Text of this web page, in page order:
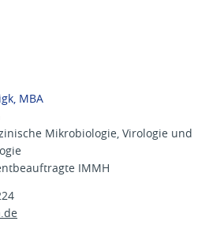
MBA
Mikrobiologie, Virologie und
IMMH